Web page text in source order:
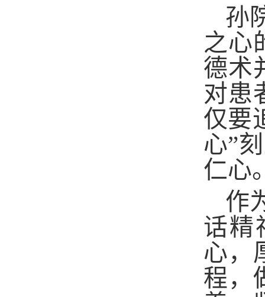
孙
之心
德术
对患
仅要
心”
仁心
作
话精
心，
程，